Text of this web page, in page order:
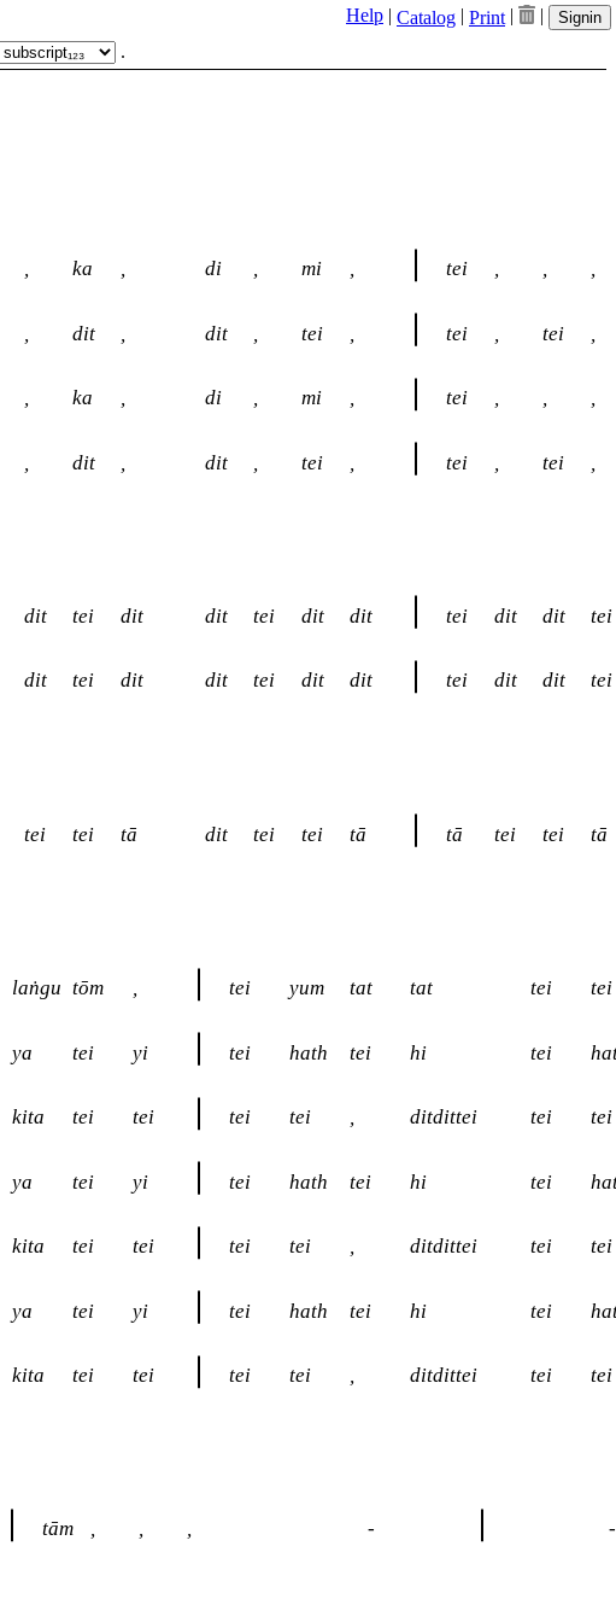
Help | Catalog | Print | | Signin
.
, ka , di , mi , tei , , ,
dit dit tei tei tei
, ka , di , mi , tei , , ,
dit dit tei tei tei
dit tei dit dit tei dit dit tei dit dit tei
dit tei dit dit tei dit dit tei dit dit tei
tei tei tā dit tei tei tā tā tei tei tā
laṅgu tōm , tei yum tat tat tei tei
ya tei yi tei hath tei hi tei
kita tei tei tei tei , ditdittei tei tei
ya tei yi tei hath tei hi tei
kita tei tei tei tei , ditdittei tei tei
ya tei yi tei hath tei hi tei
kita tei tei tei tei , ditdittei tei tei
tām , , , - -